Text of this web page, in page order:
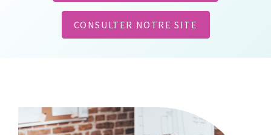
CONSULTER NOTRE SITE